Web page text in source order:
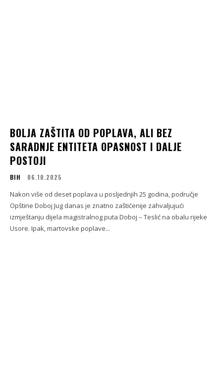
BOLJA ZAŠTITA OD POPLAVA, ALI BEZ
SARADNJE ENTITETA OPASNOST I DALJE
POSTOJI
BIH 06.10.2025
Nakon više od deset poplava u posljednjih 25 godina, područje
Opštine Doboj Jug danas je znatno zaštićenije zahvaljujući
izmještanju dijela magistralnog puta Doboj – Teslić na obalu rijeke
Usore. Ipak, martovske poplave...